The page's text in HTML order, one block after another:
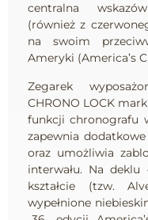
centralna
(również z
na swoim
Ameryki (America’s
Zegarek
CHRONO LOCK
funkcji chronografu
zapewnia
oraz umożliwia
interwału. Na deklu
kształcie (tzw.
wypełnione